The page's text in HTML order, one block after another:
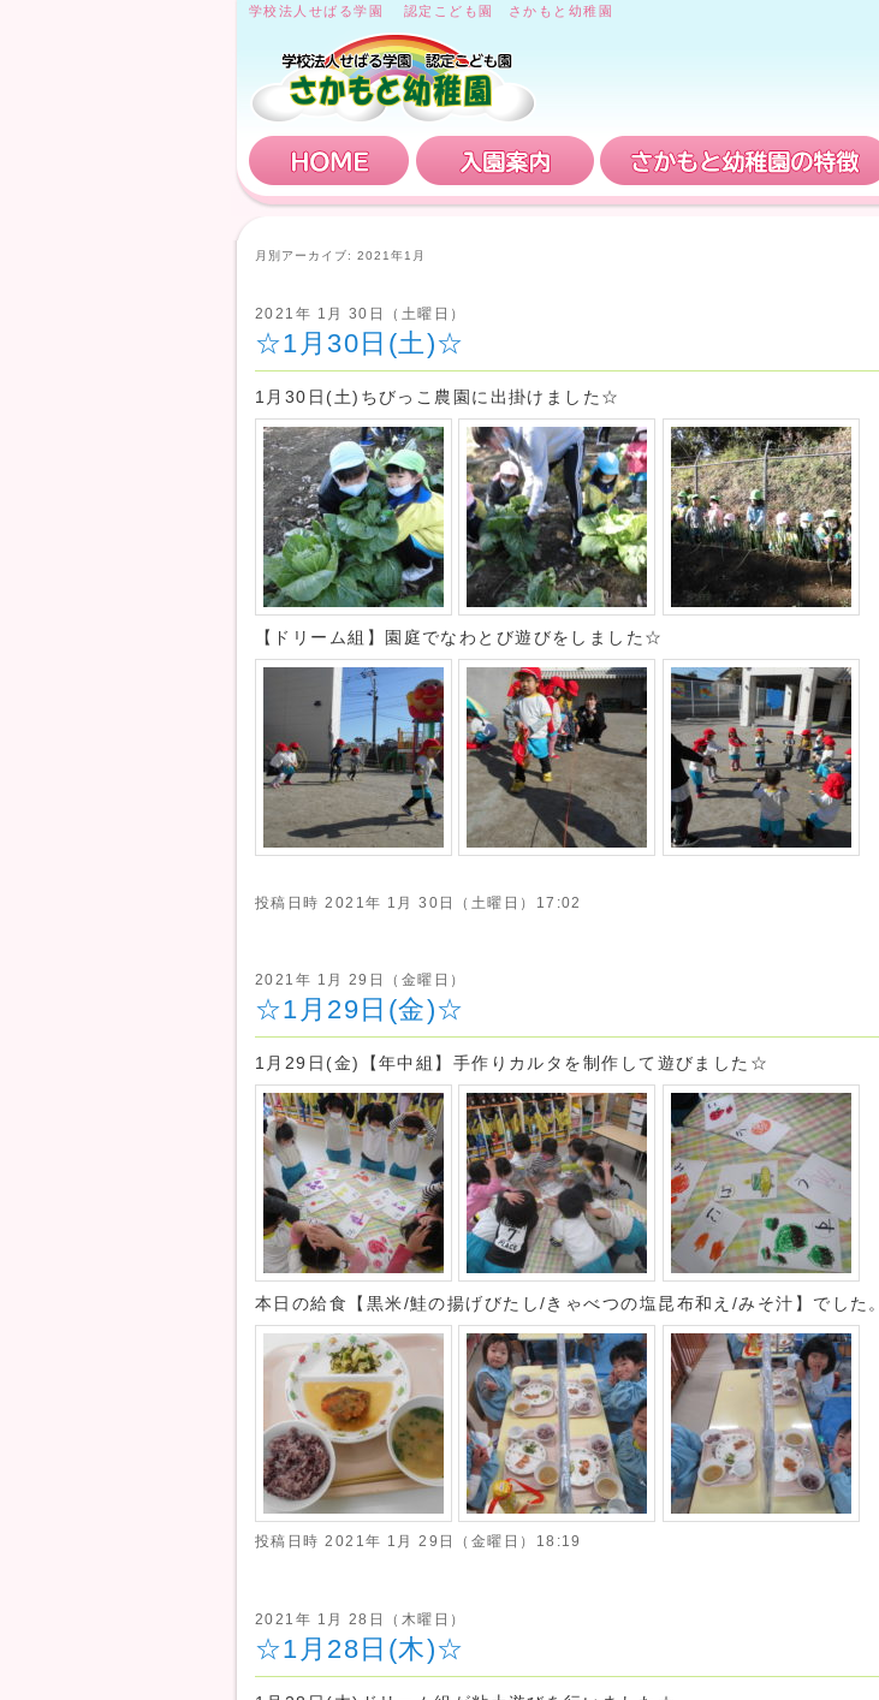
学校法人せばる学園 認定こども園 さかもと幼稚園
HOME 入園案内
月別アーカイブ: 2021年1月
2021年 1月 30日（土曜日）
☆1月30日(土)☆
1月30日(土)ちびっこ農園に出掛けました☆
【ドリーム組】園庭でなわとび遊びをしました☆
投稿日時 2021年 1月 30日（土曜日）17:02
2021年 1月 29日（金曜日）
☆1月29日(金)☆
1月29日(金)【年中組】手作りカルタを制作して遊びました☆
本日の給食【黒米/鮭の揚げびたし/きゃべつの塩昆布和え/みそ汁】でした。
投稿日時 2021年 1月 29日（金曜日）18:19
2021年 1月 28日（木曜日）
☆1月28日(木)☆